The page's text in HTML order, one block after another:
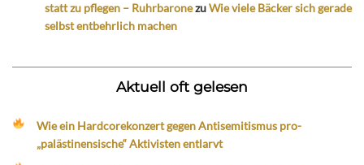
statt zu pflegen – RuhrbaronezuWie viele Bäcker sich gerade
selbst entbehrlich machen
Aktuell oft gelesen
Wie ein Hardcorekonzert gegen Antisemitismus pro-
„palästinensische“ Aktivisten entlarvt